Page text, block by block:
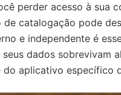
perder acesso à sua
de catalogação pode
e independente é
dados sobrevivam
do aplicativo específico